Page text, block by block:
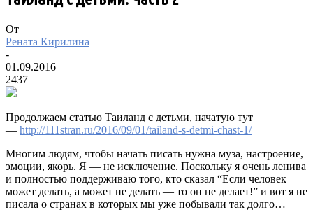
От
Рената Кирилина
-
01.09.2016
2437
Продолжаем статью Таиланд с детьми, начатую тут
— http://111stran.ru/2016/09/01/tailand-s-detmi-chast-1/
Многим людям, чтобы начать писать нужна муза, настроение,
эмоции, якорь. Я — не исключение. Поскольку я очень ленива
и полностью поддерживаю того, кто сказал “Если человек
может делать, а может не делать — то он не делает!” и вот я не
писала о странах в которых мы уже побывали так долго…